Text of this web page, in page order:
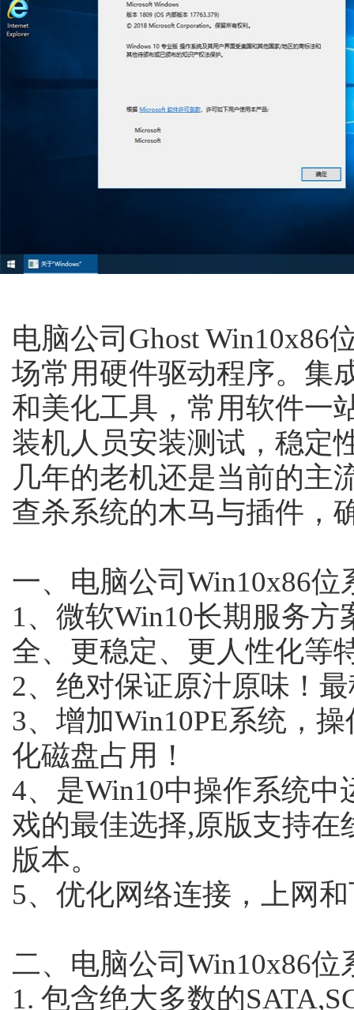
电脑公司Ghost Win10x86
场常用硬件驱动程序。集
和美化工具，常用软件一
装机人员安装测试，稳定
几年的老机还是当前的主
查杀系统的木马与插件，
一、电脑公司Win10x86位
1、微软Win10长期服务
全、更稳定、更人性化等
2、绝对保证原汁原味！
3、增加Win10PE系统，
化磁盘占用！
4、是Win10中操作系统
戏的最佳选择,原版支持
版本。
5、优化网络连接，上网
二、电脑公司Win10x86位
1. 包含绝大多数的